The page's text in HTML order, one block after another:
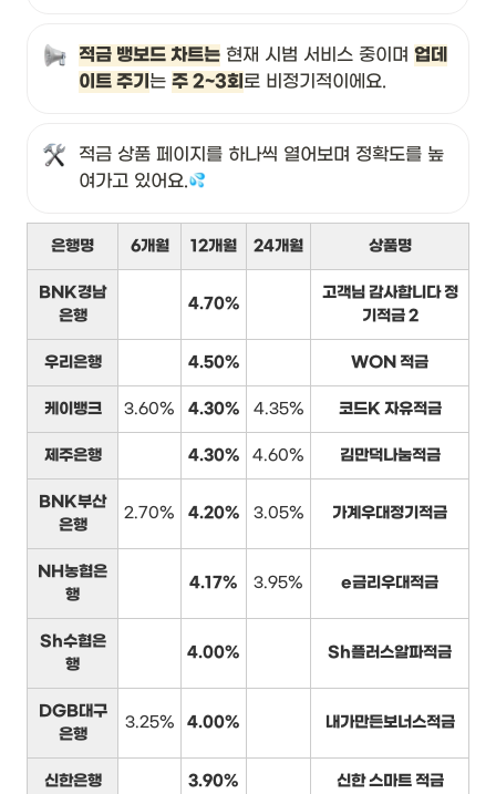
적금 뱅보드 차트는 현재 시범 서비스 중이며 업데
이트 주기는 주 2~3회로 비정기적이에요.
적금 상품 페이지를 하나씩 열어보며 정확도를 높
여가고 있어요.
은행명 6개월 12개월 24개월 상품명
BNK경남
은행
4.70%
고객님 감사합니다 정
기적금 2
우리은행 4.50% WON 적금
케이뱅크 3.60% 4.30% 4.35% 코드K 자유적금
제주은행 4.30% 4.60% 김만덕나눔적금
BNK부산
은행
2.70% 4.20% 3.05% 가계우대정기적금
NH농협은
행
4.17% 3.95% e금리우대적금
Sh수협은
행
4.00% Sh플러스알파적금
DGB대구
은행
3.25% 4.00% 내가만든보너스적금
신한은행 3.90% 신한 스마트 적금